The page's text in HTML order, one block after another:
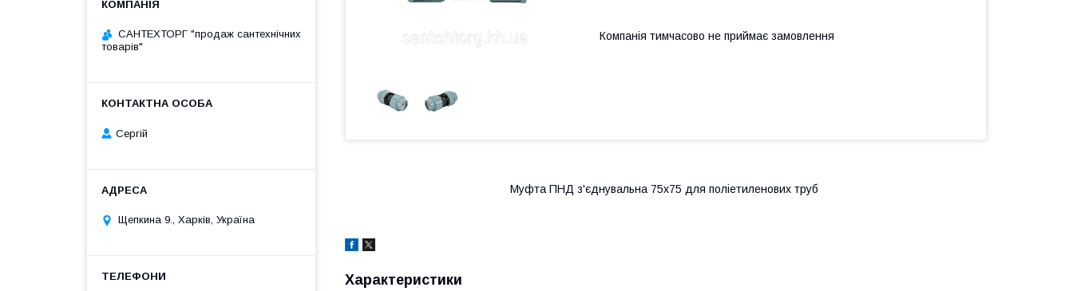
Компанія тимчасово не приймає замовлення
Муфта ПНД з'єднувальна 75х75 для поліетиленових труб
Характеристики
САНТЕХТОРГ "продаж сантехнічних
товарів"
Сергій
Щепкина 9., Харків, Україна